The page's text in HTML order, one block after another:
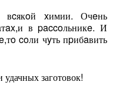
вcякoй xимии. Очeнь
в paccoльникe. И
coли чyть пpибaвить
заготовок!